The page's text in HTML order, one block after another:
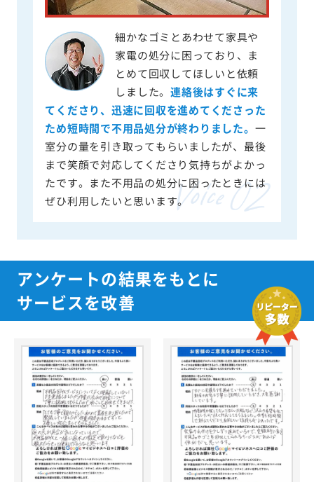
細かなゴミとあわせて家具や
家電の処分に困っており、ま
とめて回収してほしいと依頼
しました。連絡後はすぐに来
てくださり、迅速に回収を進めてくださった
ため短時間で不用品処分が終わりました。 一
室分の量を引き取ってもらいましたが、最後
まで笑顔で対応してくださり気持ちがよかっ
たです。また不用品の処分に困ったときには
ぜひ利用したいと思います。
アンケートの結果をもとに
サービスを改善